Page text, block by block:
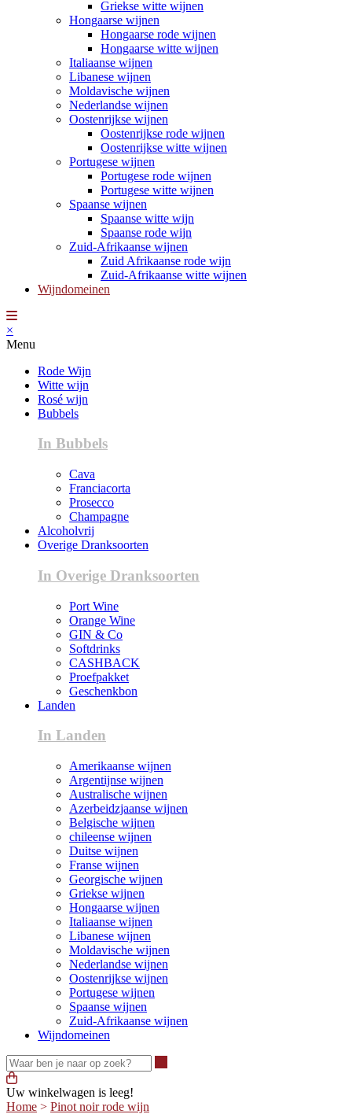
Griekse witte wijnen
Hongaarse wijnen
Hongaarse rode wijnen
Hongaarse witte wijnen
Italiaanse wijnen
Libanese wijnen
Moldavische wijnen
Nederlandse wijnen
Oostenrijkse wijnen
Oostenrijkse rode wijnen
Oostenrijkse witte wijnen
Portugese wijnen
Portugese rode wijnen
Portugese witte wijnen
Spaanse wijnen
Spaanse witte wijn
Spaanse rode wijn
Zuid-Afrikaanse wijnen
Zuid Afrikaanse rode wijn
Zuid-Afrikaanse witte wijnen
Wijndomeinen
×
Menu
Rode Wijn
Witte wijn
Rosé wijn
Bubbels
In Bubbels
Cava
Franciacorta
Prosecco
Champagne
Alcoholvrij
Overige Dranksoorten
In Overige Dranksoorten
Port Wine
Orange Wine
GIN & Co
Softdrinks
CASHBACK
Proefpakket
Geschenkbon
Landen
In Landen
Amerikaanse wijnen
Argentijnse wijnen
Australische wijnen
Azerbeidzjaanse wijnen
Belgische wijnen
chileense wijnen
Duitse wijnen
Franse wijnen
Georgische wijnen
Griekse wijnen
Hongaarse wijnen
Italiaanse wijnen
Libanese wijnen
Moldavische wijnen
Nederlandse wijnen
Oostenrijkse wijnen
Portugese wijnen
Spaanse wijnen
Zuid-Afrikaanse wijnen
Wijndomeinen
Uw winkelwagen is leeg!
Home > Pinot noir rode wijn